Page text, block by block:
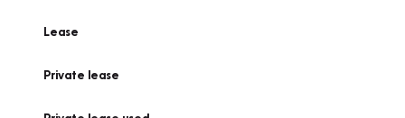
Lease
Private lease